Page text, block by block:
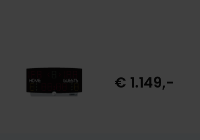
€ 1.149,-